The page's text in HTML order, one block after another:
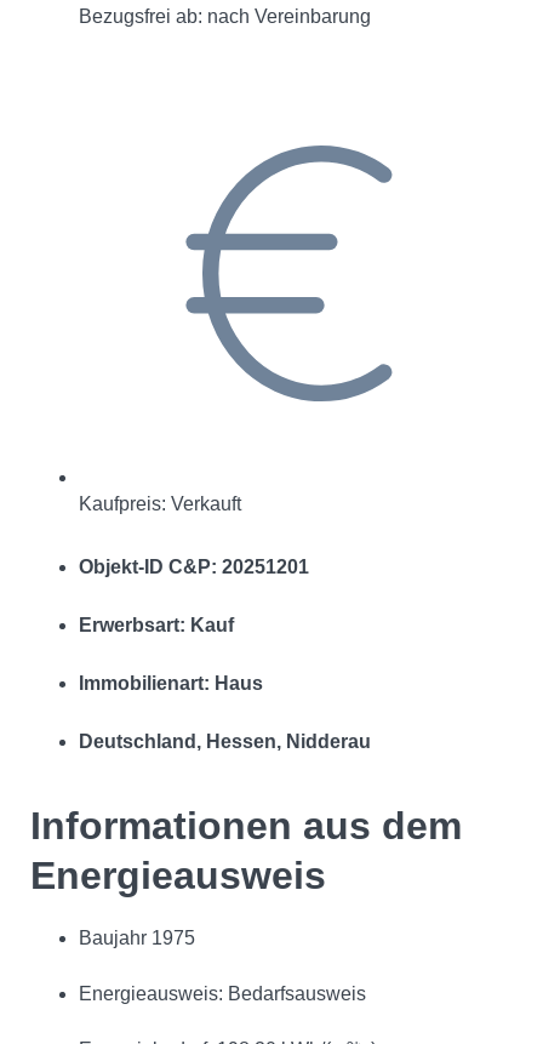
Bezugsfrei ab: nach Vereinbarung
Kaufpreis: Verkauft
Objekt-ID C&P: 20251201
Erwerbsart: Kauf
Immobilienart: Haus
Deutschland, Hessen, Nidderau
Informationen aus dem
Energieausweis
Baujahr 1975
Energieausweis: Bedarfsausweis